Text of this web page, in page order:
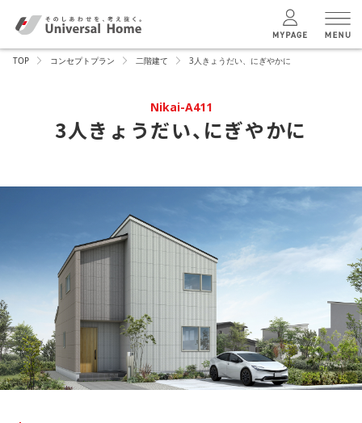
ユニバーサル ホームの特長
建築実例
モデルハウス検索・見学予約
シミュレーション
TOP コンセプトプラン 二階建て 3人きょうだい、にぎやかに
Nikai-A411
3人きょうだい、にぎやかに